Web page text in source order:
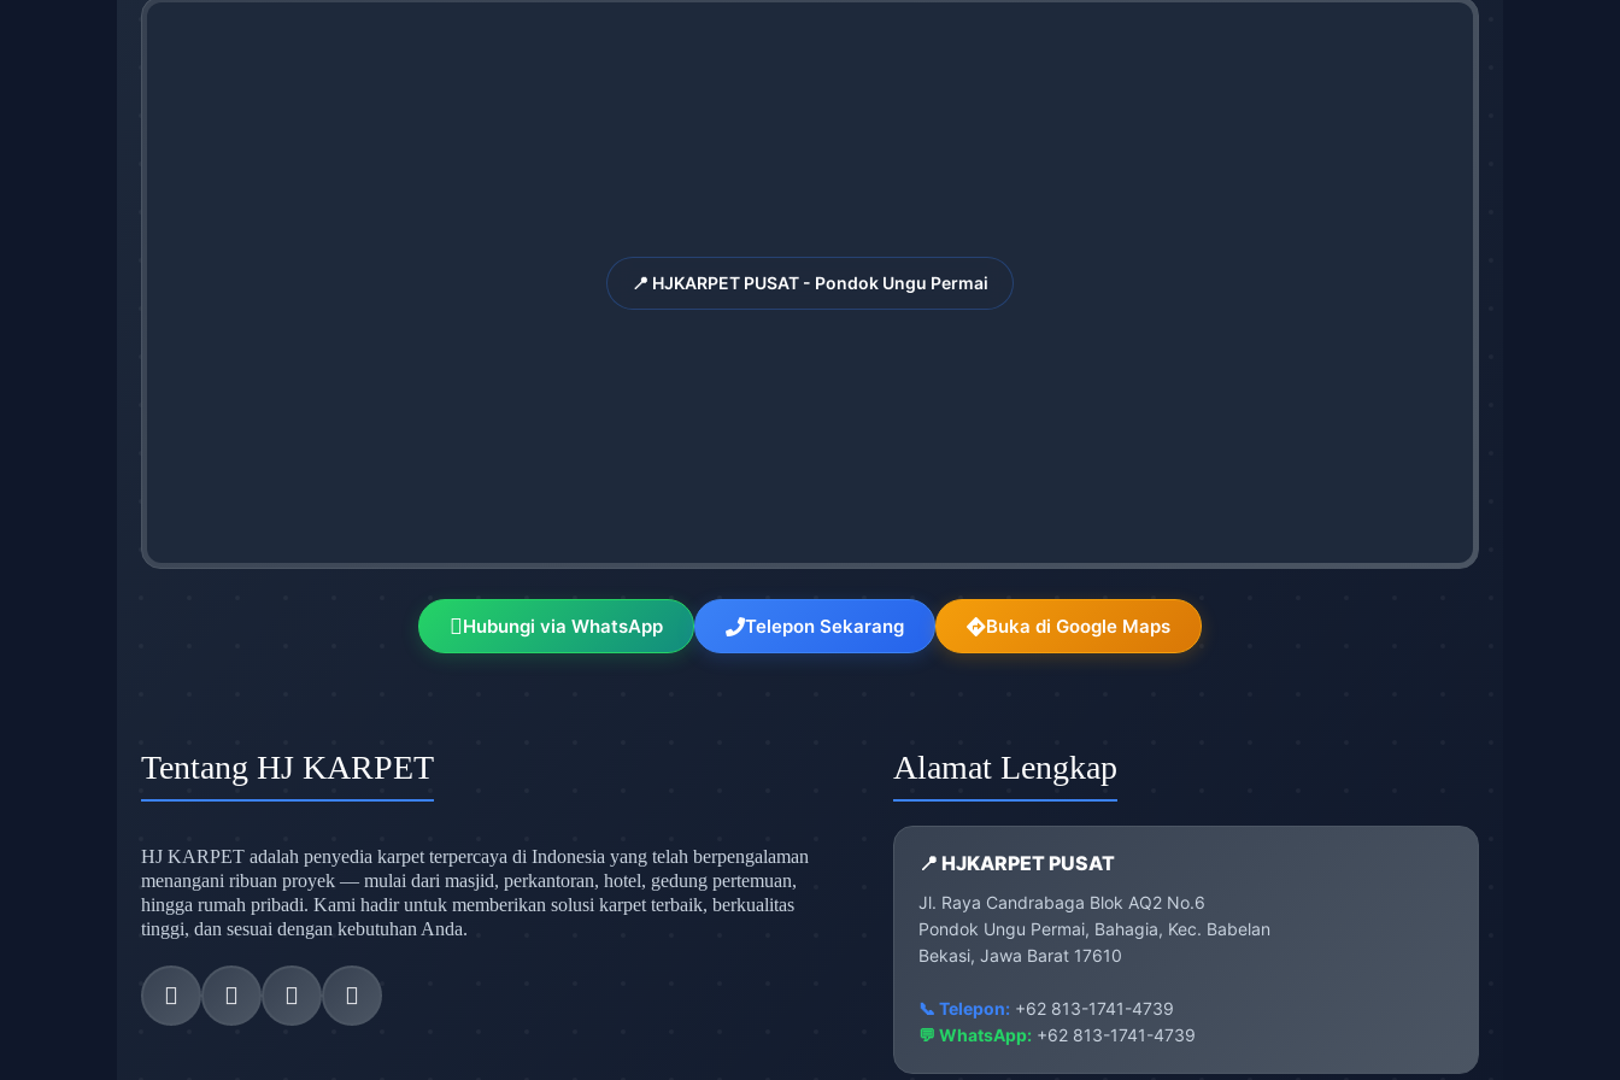
📍 HJKARPET PUSAT - Pondok Ungu Permai
Hubungi via WhatsApp Telepon Sekarang Buka di Google Maps
Tentang HJ KARPET
HJ KARPET adalah penyedia karpet terpercaya di Indonesia yang telah berpengalaman
menangani ribuan proyek — mulai dari masjid, perkantoran, hotel, gedung pertemuan,
hingga rumah pribadi. Kami hadir untuk memberikan solusi karpet terbaik, berkualitas
tinggi, dan sesuai dengan kebutuhan Anda.
Alamat Lengkap
📍 HJKARPET PUSAT
Jl. Raya Candrabaga Blok AQ2 No.6
Pondok Ungu Permai, Bahagia, Kec. Babelan
Bekasi, Jawa Barat 17610
📞 Telepon:+62 813-1741-4739
💬 WhatsApp: +62 813-1741-4739